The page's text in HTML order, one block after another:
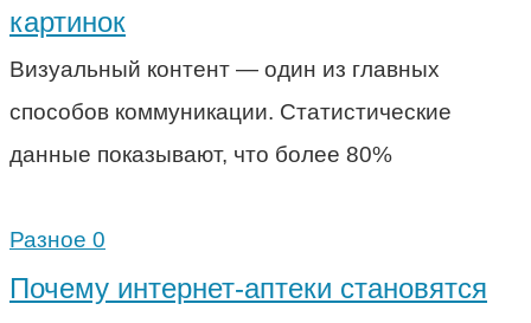
картинок
Визуальный контент — один из главных
способов коммуникации. Статистические
данные показывают, что более 80%
Разное 0
Почему интернет-аптеки становятся